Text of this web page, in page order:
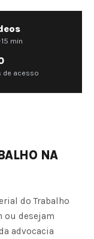
min
de acesso
NA
do Trabalho
ou desejam
advocacia